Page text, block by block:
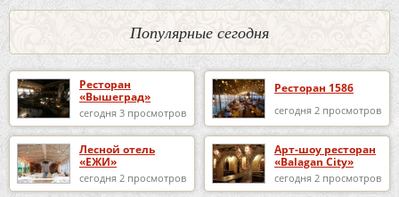
Популярные сегодня
Ресторан
«Вышеград»
сегодня 3 просмотров
Ресторан 1586
сегодня 2 просмотров
Лесной отель
«ЕЖИ»
сегодня 2 просмотров
Арт-шоу ресторан
«Balagan City»
сегодня 2 просмотров